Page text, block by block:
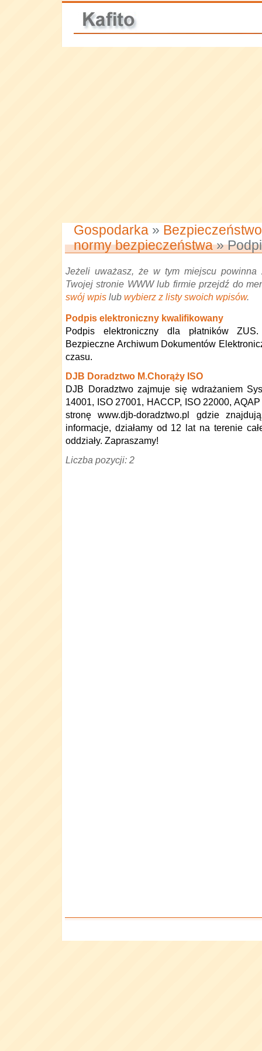
Gospodarka » Bezpieczeństwo
normy bezpieczeństwa»
Jeżeli uważasz, że w tym miejscu powinna
Twojej stronie WWW lub firmie przejdź do
swój wpis lub wybierz z listy swoich wpisów.
Podpis elektroniczny kwalifikowany
Podpis elektroniczny dla płatników
Bezpieczne Archiwum Dokumentów
czasu.
DJB Doradztwo M.Chorąży ISO
DJB Doradztwo zajmuje się wdrażaniem
14001, ISO 27001, HACCP, ISO 22000,
stronę www.djb-doradztwo.pl gdzie
informacje, działamy od 12 lat na terenie
oddziały. Zapraszamy!
Liczba pozycji: 2